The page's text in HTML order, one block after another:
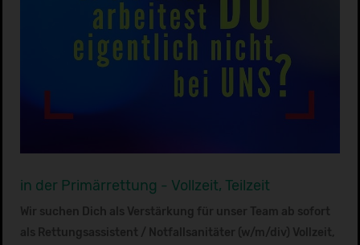
in der Primärrettung - Vollzeit, Teilzeit
Wir suchen Dich als Verstärkung für unser Team ab sofort
als Rettungsassistent / Notfallsanitäter (w/m/div) Vollzeit,